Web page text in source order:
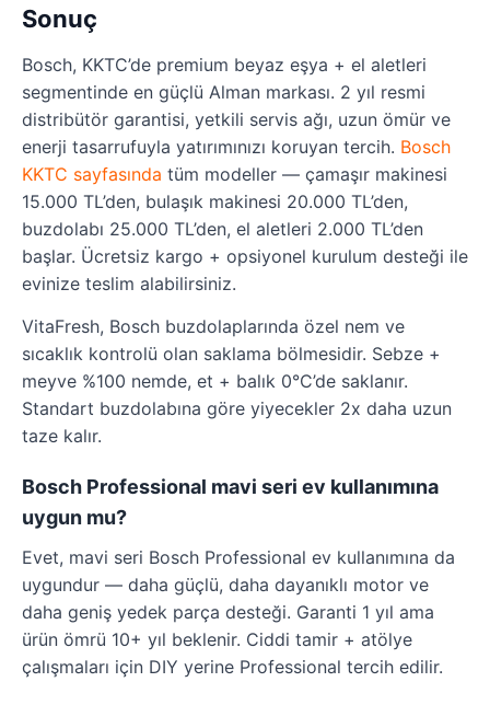
Sonuç
Bosch, KKTC’de premium beyaz eşya + el aletleri
segmentinde en güçlü Alman markası. 2 yıl resmi
distribütör garantisi, yetkili servis ağı, uzun ömür ve
enerji tasarrufuyla yatırımınızı koruyan tercih. Bosch
KKTC sayfasında tüm modeller — çamaşır makinesi
15.000 TL’den, bulaşık makinesi 20.000 TL’den,
buzdolabı 25.000 TL’den, el aletleri 2.000 TL’den
başlar. Ücretsiz kargo + opsiyonel kurulum desteği ile
evinize teslim alabilirsiniz.
VitaFresh, Bosch buzdolaplarında özel nem ve
sıcaklık kontrolü olan saklama bölmesidir. Sebze +
meyve %100 nemde, et + balık 0°C’de saklanır.
Standart buzdolabına göre yiyecekler 2x daha uzun
taze kalır.
Bosch Professional mavi seri ev kullanımına
uygun mu?
Evet, mavi seri Bosch Professional ev kullanımına da
uygundur — daha güçlü, daha dayanıklı motor ve
daha geniş yedek parça desteği. Garanti 1 yıl ama
ürün ömrü 10+ yıl beklenir. Ciddi tamir + atölye
çalışmaları için DIY yerine Professional tercih edilir.